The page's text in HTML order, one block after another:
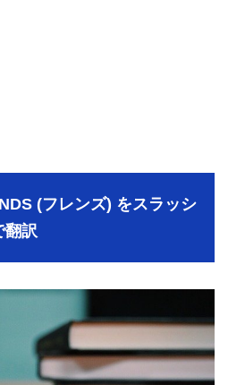
(フレンズ) をスラッシ
翻訳